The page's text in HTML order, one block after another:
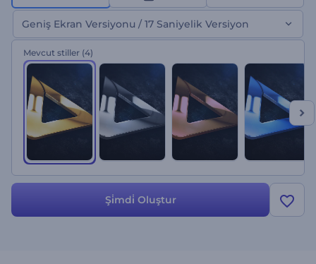
Geniş Ekran Versiyonu / 17 Saniyelik Versiyon
Mevcut stiller (4)
Şi̇mdi̇ Oluştur